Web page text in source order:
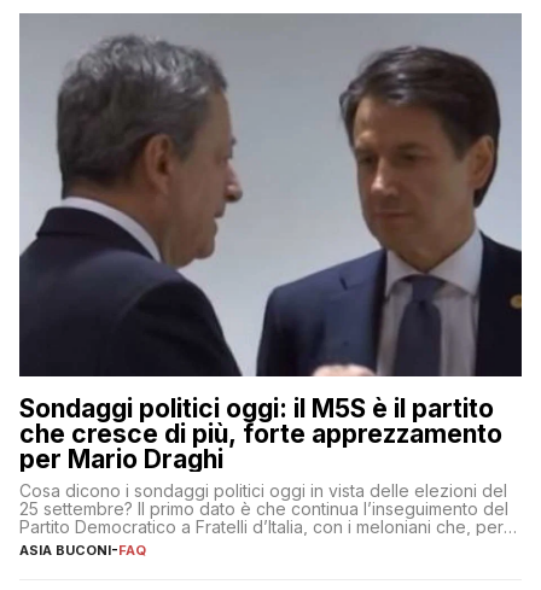
Sondaggi politici oggi: il M5S è il partito
che cresce di più, forte apprezzamento
per Mario Draghi
Cosa dicono i sondaggi politici oggi in vista delle elezioni del
25 settembre? Il primo dato è che continua l’inseguimento del
Partito Democratico a Fratelli d’Italia, con i meloniani che, però,
sembrano accumulare sempre più distacco affermandosi come
primo partito con il 24% (+0,7% rispetto a fine luglio), un
ASIA BUCONI-FAQ